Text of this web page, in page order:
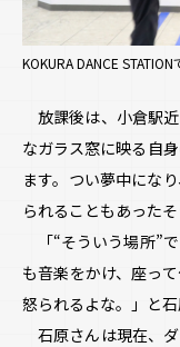
KOKURA DANCE
放課後は、小倉駅
なガラス窓に映る自
ます。つい夢中にな
られることもあったそ
「“そういう場所”
も音楽をかけ、座っ
怒られるよな。」と石
石原さんは現在、